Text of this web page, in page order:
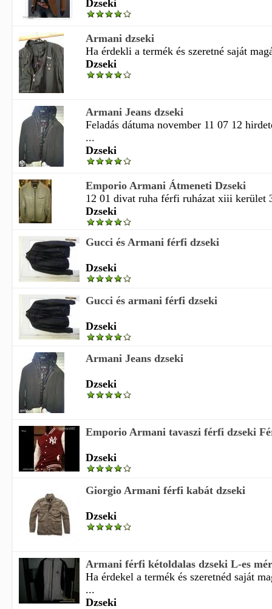
Dzseki
Armani dzseki
Ha érdekli a termék és szeretné saját
Dzseki
Armani Jeans dzseki
Feladás dátuma november 11 07 12
...
Dzseki
Emporio Armani Átmeneti Dzseki
12 01 divat ruha férfi ruházat xiii kerület
Dzseki
Gucci és Armani férfi dzseki
Dzseki
Gucci és armani férfi dzseki
Dzseki
Armani Jeans dzseki
Dzseki
Emporio Armani tavaszi férfi dzseki
Dzseki
Giorgio Armani férfi kabát dzseki
Dzseki
Armani férfi kétoldalas dzseki L-es
Ha érdekel a termék és szeretnéd saját
...
Dzseki